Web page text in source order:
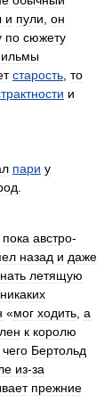
и пули он
по сюжету
старость то
и
пари у
пока австро-
назад и даже
летящую
никаких
«мог ходить а
к королю
чего Бертольд
из-за
прежние